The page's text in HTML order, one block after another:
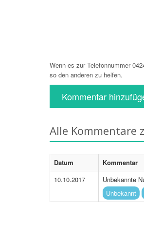
Wenn es zur Telefonnummer
so den anderen zu helfen.
Kommentar
Alle Kommentare
Datum
Kommentar
10.10.2017
Unbekannte
Unbekannt